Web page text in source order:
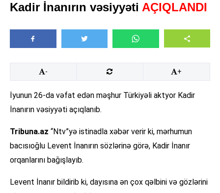
Kadir İnanırın vəsiyyəti AÇIQLANDI
- +
İyunun 26-da vəfat edən məşhur Türkiyəli aktyor Kadir
İnanırın vəsiyyəti açıqlanıb.
Tribuna.az “Ntv”yə istinadla xəbər verir ki, mərhumun
bacısıoğlu Levent İnanırın sözlərinə görə, Kadir İnanır
orqanlarını bağışlayıb.
Levent İnanır bildirib ki, dayısına ən çox qəlbini və gözlərini